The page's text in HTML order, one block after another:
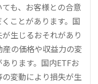
も、お客様との合意
ことがあります。国
生じるおそれがあり
産の価格や収益力の変
ります。国内ETFお
変動により損失が生